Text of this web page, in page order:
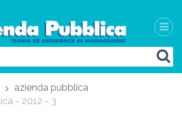
azienda pubblica
- 2012 - 3